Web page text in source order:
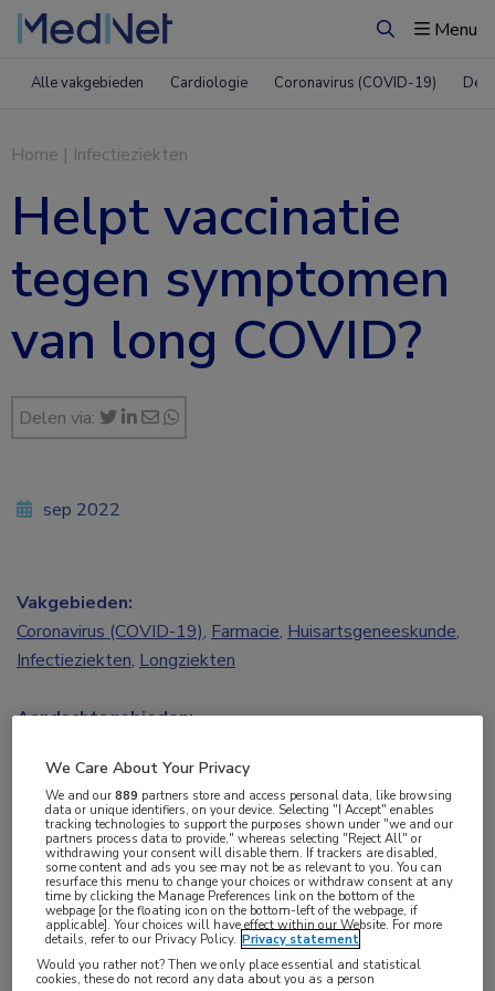
ZoekenMenu
Alle vakgebieden Cardiologie Coronavirus (COVID-19)
Home | Infectieziekten
Helpt vaccinatie
tegen symptomen
van long COVID?
Delen via:
Het risico op symptomen van long COVID lijkt af
te nemen na COVID-19-vaccinatie en er zijn
aanwijzingen voor aanhoudende verbetering na
sep 2022
Vakgebieden:
Coronavirus (COVID-19), Farmacie, Huisartsgeneeskunde,
Infectieziekten, Longziekten
Aandachtsgebieden:
Tags:
coronavirus,COVID-19,long COVID,SARS-CoV-2
We Care About Your Privacy
We and our889 partners store and access personal data, like browsing
data or unique identifiers, on your device. Selecting "I Accept" enables
tracking technologies to support the purposes shown under "we and our
partners process data to provide," whereas selecting "Reject All" or
withdrawing your consent will disable them. If trackers are disabled,
some content and ads you see may not be as relevant to you. You can
resurface this menu to change your choices or withdraw consent at any
time by clicking the Manage Preferences link on the bottom of the
webpage [or the floating icon on the bottom-left of the webpage, if
applicable]. Your choices will have effect within our Website. For more
details, refer to our Privacy Policy. Privacy statement
Would you rather not? Then we only place essential and statistical
cookies, these do not record any data about you as a person